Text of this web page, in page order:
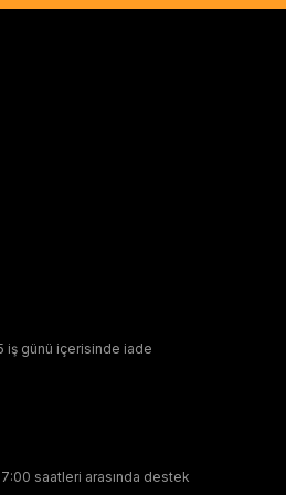
iş günü içerisinde iade
saatleri arasında destek